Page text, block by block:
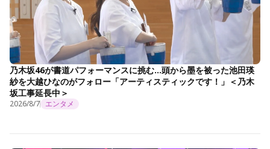
乃木坂46が書道パフォーマンスに挑む…頭から墨を被った池田瑛
紗を大越ひなのがフォロー「アーティスティックです！」＜乃木
坂工事延長中＞
2026/8/7 エンタメ